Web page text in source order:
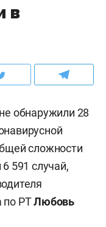
в
обнаружили 28
сложности
591 случай,
по РТЛюбовь